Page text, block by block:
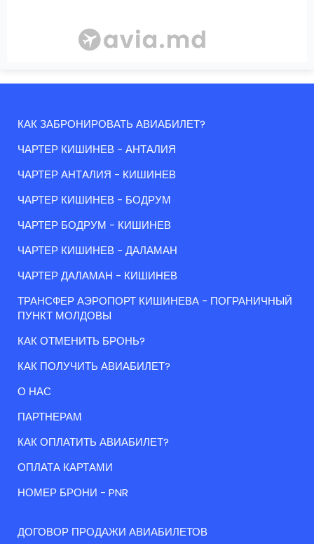
КАК ЗАБРОНИРОВАТЬ АВИАБИЛЕТ?
ЧАРТЕР КИШИНЕВ - АНТАЛИЯ
ЧАРТЕР АНТАЛИЯ - КИШИНЕВ
ЧАРТЕР КИШИНЕВ - БОДРУМ
ЧАРТЕР БОДРУМ - КИШИНЕВ
ЧАРТЕР КИШИНЕВ - ДАЛАМАН
ЧАРТЕР ДАЛАМАН - КИШИНЕВ
ТРАНСФЕР АЭРОПОРТ КИШИНЕВА - ПОГРАНИЧНЫЙ
ПУНКТ МОЛДОВЫ
КАК ОТМЕНИТЬ БРОНЬ?
КАК ПОЛУЧИТЬ АВИАБИЛЕТ?
О НАС
ПАРТНЕРАМ
КАК ОПЛАТИТЬ АВИАБИЛЕТ?
ОПЛАТА КАРТАМИ
НОМЕР БРОНИ - PNR
ДОГОВОР ПРОДАЖИ АВИАБИЛЕТОВ